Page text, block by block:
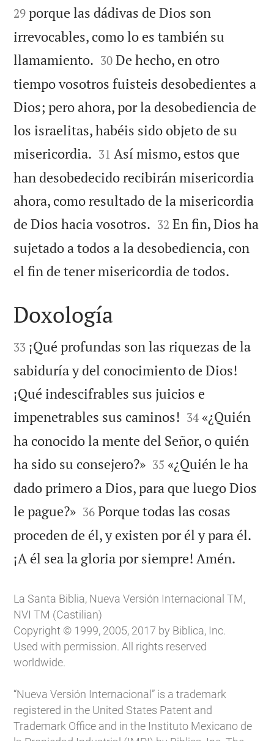
29 porque las dádivas de Dios son
irrevocables, como lo es también su
llamamiento. 

30 De hecho, en otro
tiempo vosotros fuisteis desobedientes a
Dios; pero ahora, por la desobediencia de
los israelitas, habéis sido objeto de su
misericordia. 

31 Así mismo, estos que
han desobedecido recibirán misericordia
ahora, como resultado de la misericordia
de Dios hacia vosotros. 

32 En fin, Dios ha
sujetado a todos a la desobediencia, con
el fin de tener misericordia de todos.

Doxología

33 ¡Qué profundas son las riquezas de la
sabiduría y del conocimiento de Dios!
¡Qué indescifrables sus juicios e
impenetrables sus caminos! 

34 «¿Quién
ha conocido la mente del Señor, o quién
ha sido su consejero?»
35 «¿Quién le ha
dado primero a Dios, para que luego Dios
le pague?»
36 Porque todas las cosas
proceden de él, y existen por él y para él.
¡A él sea la gloria por siempre! Amén.
La Santa Biblia, Nueva Versión Internacional TM,
NVI TM (Castilian)
Copyright © 1999, 2005, 2017 by Biblica, Inc.
Used with permission. All rights reserved
worldwide.
“Nueva Versión Internacional” is a trademark
registered in the United States Patent and
Trademark Office and in the Instituto Mexicano de